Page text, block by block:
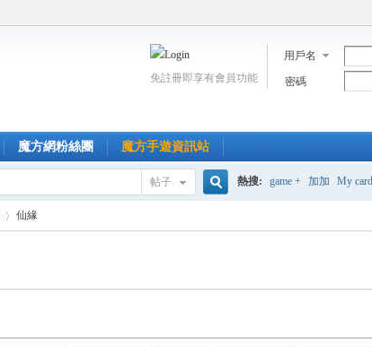
用戶名
密碼
免註冊即享有會員功能
魔方網粉絲團 魔方手遊資訊站
帖子 熱搜: game + 加加 My card
仙緣